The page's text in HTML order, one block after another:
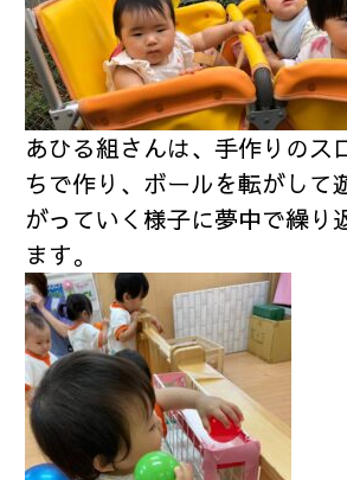
あひる組さんは、手作りのス
ちで作り、ボールを転がして
がっていく様子に夢中で繰り
ます。